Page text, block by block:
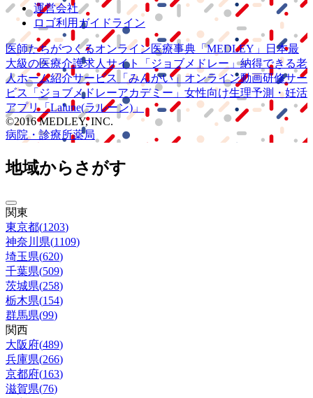
運営会社
ロゴ利用ガイドライン
医師たちがつくるオンライン医療事典 「MEDLEY」
日本最
大級の医療介護求人サイト 「ジョブメドレー」納得できる老
人ホーム紹介サービス
「みんかい」 オンライン動画研修サー
ビス
「ジョブメドレーアカデミー」 女性向け生理予測・妊活
アプリ「Lalune(ラルーン)」
©2016 MEDLEY, INC.
病院・診療所薬局
地域からさがす
関東
東京都(1203)
神奈川県(1109)
埼玉県(620)
千葉県(509)
茨城県(258)
栃木県(154)
群馬県(99)
関西
大阪府(489)
兵庫県(266)
京都府(163)
滋賀県(76)